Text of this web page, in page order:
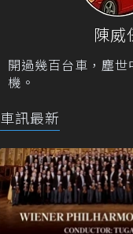
陳威
開過幾百台車，塵世
機。
車訊最新